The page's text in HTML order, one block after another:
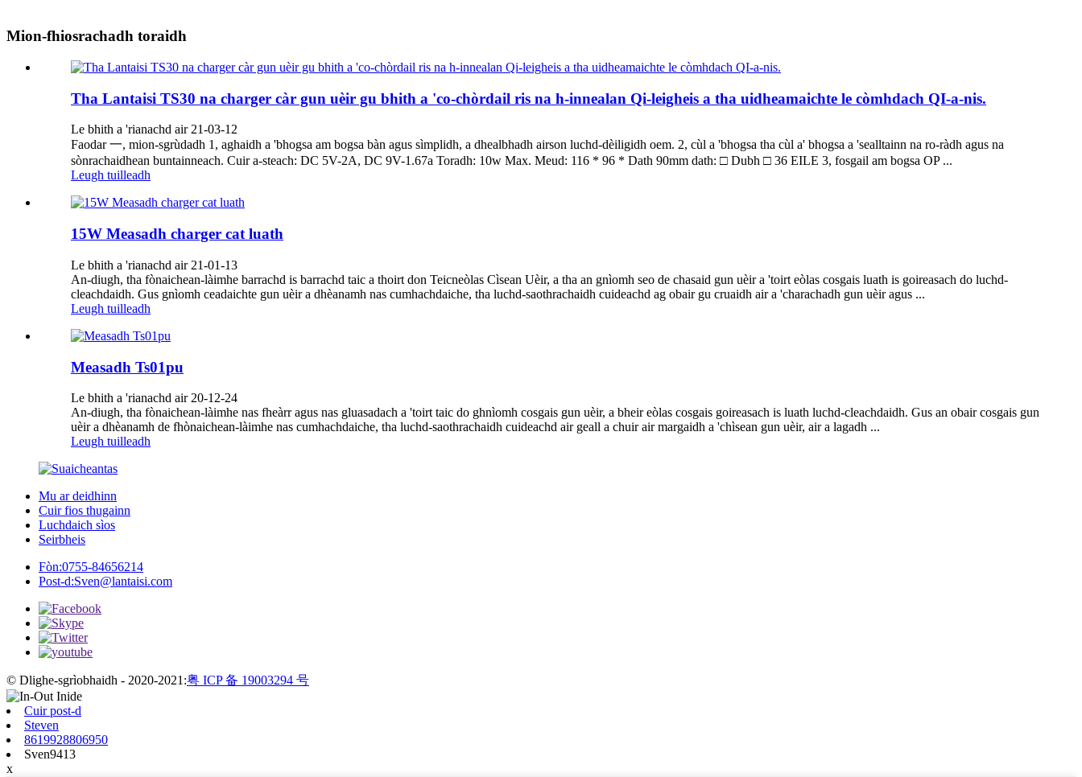
Mion-fhiosrachadh toraidh
Tha Lantaisi TS30 na charger càr gun uèir gu bhith a 'co-chòrdail ris na h-innealan Qi-leigheis a tha uidheamaichte le còmhdach QI-a-nis.
Le bhith a 'rianachd air 21-03-12
Faodar 一, mion-sgrùdadh 1, aghaidh a 'bhogsa am bogsa bàn agus sìmplidh, a dhealbhadh airson luchd-dèiligidh oem. 2, cùl a 'bhogsa tha cùl a' bhogsa a 'sealltainn na ro-ràdh agus na
sònrachaidhean buntainneach. Cuir a-steach: DC 5V-2A, DC 9V-1.67a Toradh: 10w Max. Meud: 116 * 96 * Dath 90mm dath: □ Dubh □ 36 EILE 3, fosgail am bogsa OP ...
Leugh tuilleadh
15W Measadh charger cat luath
Le bhith a 'rianachd air 21-01-13
An-diugh, tha fònaichean-làimhe barrachd is barrachd taic a thoirt don Teicneòlas Cìsean Uèir, a tha an gnìomh seo de chasaid gun uèir a 'toirt eòlas cosgais luath is goireasach do luchd-
cleachdaidh. Gus gnìomh ceadaichte gun uèir a dhèanamh nas cumhachdaiche, tha luchd-saothrachaidh cuideachd ag obair gu cruaidh air a 'charachadh gun uèir agus ...
Leugh tuilleadh
Measadh Ts01pu
Le bhith a 'rianachd air 20-12-24
An-diugh, tha fònaichean-làimhe nas fheàrr agus nas gluasadach a 'toirt taic do ghnìomh cosgais gun uèir, a bheir eòlas cosgais goireasach is luath luchd-cleachdaidh. Gus an obair cosgais gun
uèir a dhèanamh de fhònaichean-làimhe nas cumhachdaiche, tha luchd-saothrachaidh cuideachd air geall a chuir air margaidh a 'chìsean gun uèir, air a lagadh ...
Leugh tuilleadh
Mu ar deidhinn
Cuir fios thugainn
Luchdaich sìos
Seirbheis
Fòn:0755-84656214
Post-d:Sven@lantaisi.com
© Dlighe-sgrìobhaidh - 2020-2021:粤 ICP 备 19003294 号
Cuir post-d
Steven
8619928806950
Sven9413
x